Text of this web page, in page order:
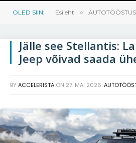
OLED SIIN: Esileht » AUTOTÖÖSTUS
Jälle see Stellantis:
Jeep võivad saada
BY ACCELERISTA ON 27. MAI 2026